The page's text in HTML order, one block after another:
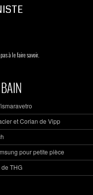
à le faire savoir.
et Corian de Vipp
pour petite pièce
THG